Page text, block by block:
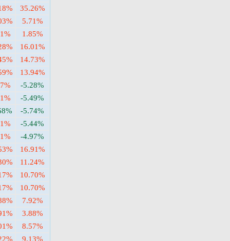
35.26%
5.71%
1.85%
16.01%
14.73%
13.94%
-5.28%
-5.49%
-5.74%
-5.44%
-4.97%
16.91%
11.24%
10.70%
10.70%
7.92%
3.88%
8.57%
9.13%